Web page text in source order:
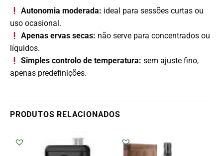
Autonomia moderada: ideal para sessões curtas ou
uso ocasional.
Apenas ervas secas: não serve para concentrados ou
líquidos.
Simples controlo de temperatura: sem ajuste fino,
apenas predefinições.
PRODUTOS RELACIONADOS